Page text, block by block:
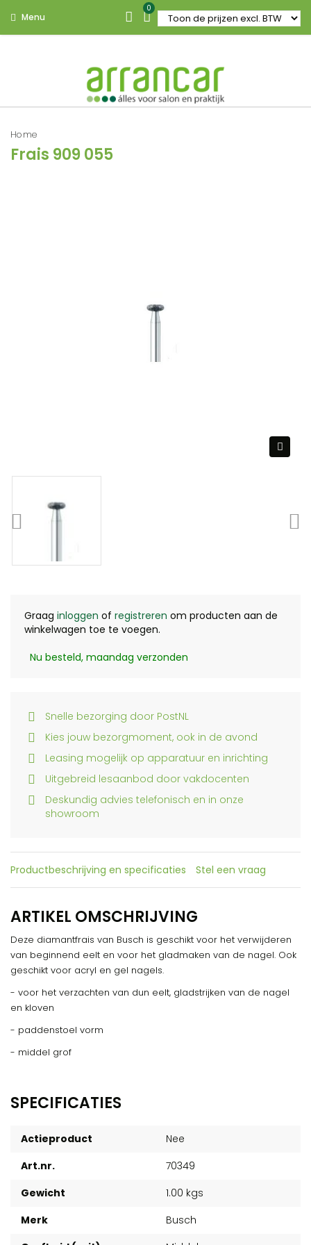
Menu
0
Home
Frais 909 055
Graag inloggen of registreren om producten aan de
winkelwagen toe te voegen.
Nu besteld, maandag verzonden
Snelle bezorging door PostNL
Kies jouw bezorgmoment, ook in de avond
Leasing mogelijk op apparatuur en inrichting
Uitgebreid lesaanbod door vakdocenten
Deskundig advies telefonisch en in onze
showroom
Productbeschrijving en specificaties Stel een vraag
ARTIKEL OMSCHRIJVING
Deze diamantfrais van Busch is geschikt voor het verwijderen
van beginnend eelt en voor het gladmaken van de nagel. Ook
geschikt voor acryl en gel nagels.
- voor het verzachten van dun eelt, gladstrijken van de nagel
en kloven
- paddenstoel vorm
- middel grof
SPECIFICATIES
Actieproduct
Nee
Art.nr.
70349
Gewicht
1.00 kgs
Merk
Busch